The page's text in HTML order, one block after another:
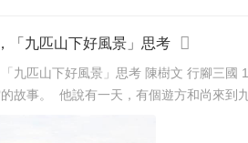
「九匹山下好風景」思考
日 二00三年四月二十四日，筆者去了九寨連營。 到達石家溝，見了高晉軍等人。 六十八歲的楊炳文告訴我，他父親給他講過一
個有關趙雲的故事。 ￼ 他說有一天，有